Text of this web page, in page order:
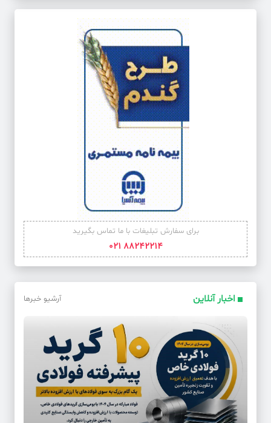
برای سفارش تبلیغات با ما تماس بگیرید
88242214 021
اخبار آنلاین آرشیو خبرها